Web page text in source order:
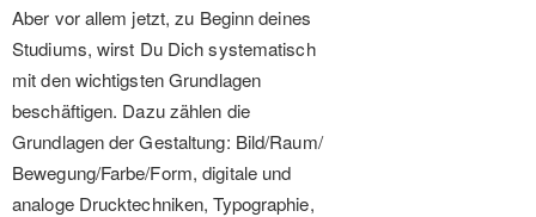
Aber vor allem jetzt, zu Beginn deines
Studiums, wirst Du Dich systematisch
mit den wichtigsten Grundlagen
beschäftigen. Dazu zählen die
Grundlagen der Gestaltung: Bild/Raum/
Bewegung/Farbe/Form, digitale und
analoge Drucktechniken, Typographie,